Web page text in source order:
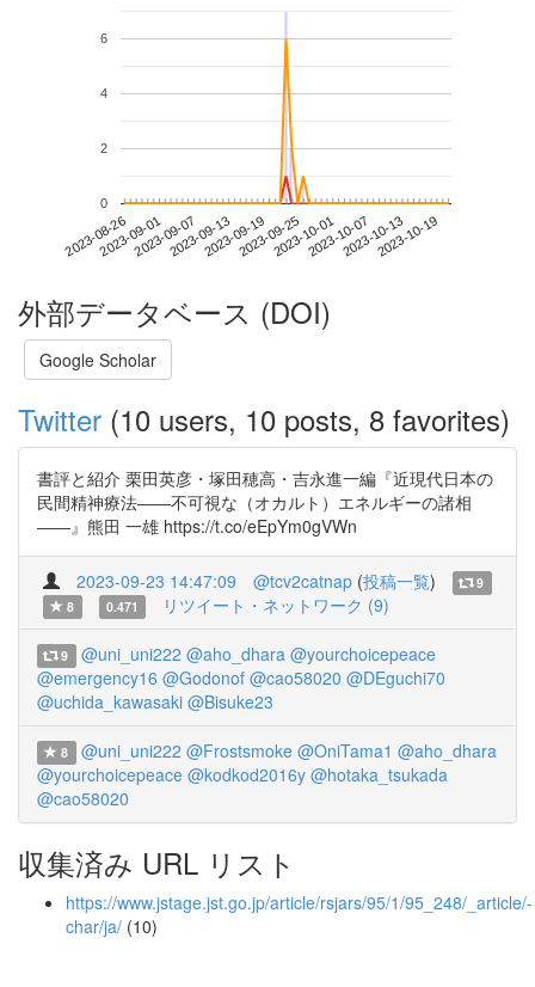
2023-08-262023-09-012023-09-072023-09-132023-09-192023-09-252023-10-012023-10-072023-10-132023-10-19
0
2
4
6
外部データベース (DOI)
Google Scholar
Twitter (10 users, 10 posts, 8 favorites)
書評と紹介 栗田英彦・塚田穂高・吉永進一編『近現代日本の
民間精神療法――不可視な（オカルト）エネルギーの諸相
――』熊田 一雄 https://t.co/eEpYm0gVWn
2023-09-23 14:47:09 @tcv2catnap (投稿一覧)
9
8
0.471 リツイート・ネットワーク (9)
9 @uni_uni222 @aho_dhara @yourchoicepeace
@emergency16 @Godonof @cao58020 @DEguchi70
@uchida_kawasaki @Bisuke23
8 @uni_uni222 @Frostsmoke @OniTama1 @aho_dhara
@yourchoicepeace @kodkod2016y @hotaka_tsukada
@cao58020
収集済み URL リスト
https://www.jstage.jst.go.jp/article/rsjars/95/1/95_248/_article/-
char/ja/ (10)